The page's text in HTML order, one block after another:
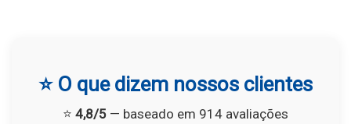
⭐ O que dizem nossos clientes
⭐ 4,8/5 — baseado em 914 avaliações